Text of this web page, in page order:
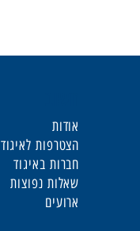
בעידן ה-AI
אודות
הצטרפות לאיגוד
חברות באיגוד
שאלות נפוצות
ארועים